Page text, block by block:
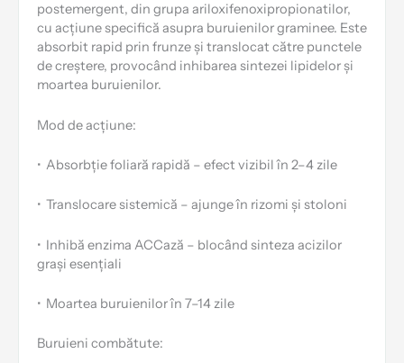
postemergent, din grupa ariloxifenoxipropionatilor,
cu acțiune specifică asupra buruienilor graminee. Este
absorbit rapid prin frunze și translocat către punctele
de creștere, provocând inhibarea sintezei lipidelor și
moartea buruienilor.
Mod de acțiune:
• Absorbție foliară rapidă – efect vizibil în 2–4 zile
• Translocare sistemică – ajunge în rizomi și stoloni
• Inhibă enzima ACCază – blocând sinteza acizilor
grași esențiali
• Moartea buruienilor în 7–14 zile
Buruieni combătute: